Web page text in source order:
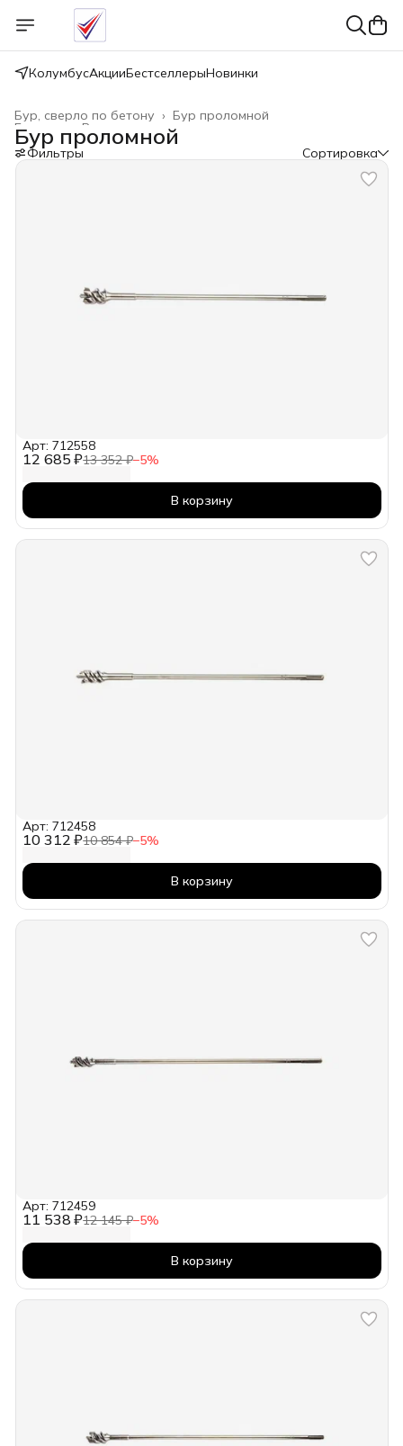
КолумбусАкцииБестселлерыНовинки
Бур проломной
Бур, сверло по бетону ›
Расходные материалы
Главная
Бур проломной
Фильтры Сортировка
12 685 ₽13 352 ₽−5%
Арт: 712558
В корзину
10 312 ₽10 854 ₽−5%
Арт: 712458
В корзину
11 538 ₽12 145 ₽−5%
Арт: 712459
В корзину